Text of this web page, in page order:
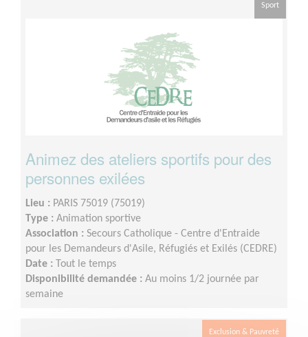
Sport
Animez des ateliers sportifs pour des
personnes exilées
Lieu : PARIS 75019 (75019)
Type : Animation sportive
Association : Secours Catholique - Centre d'Entraide
pour les Demandeurs d'Asile, Réfugiés et Exilés (CEDRE)
Date :
Tout le temps
Disponibilité demandée : Au moins 1/2 journée par
semaine
Exclusion & Pauvreté